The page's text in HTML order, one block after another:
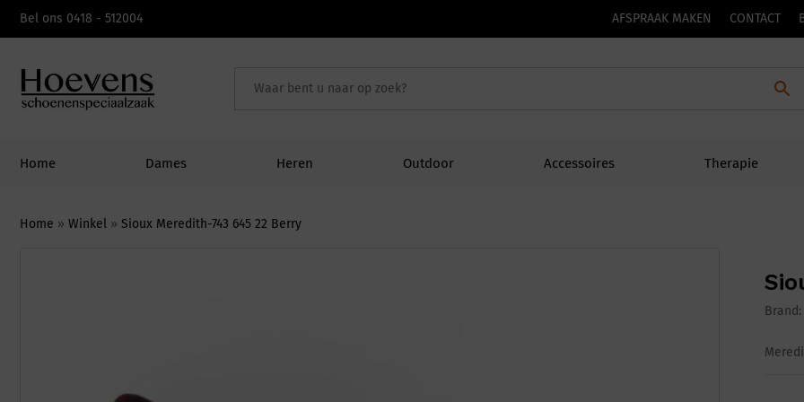
Bel ons 0418 - 512004 AFSPRAAK MAKEN CONTACT
Home Dames Heren Outdoor Accessoires Therapie
Home » Winkel » Sioux Meredith-743 645 22 Berry
Brand: